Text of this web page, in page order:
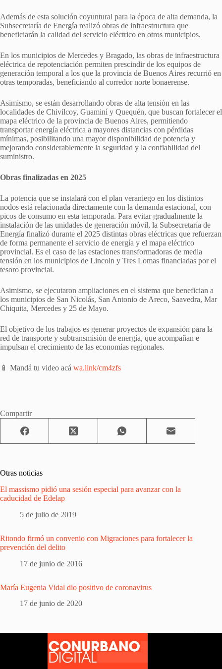
Además de esta solución coyuntural para la época de alta demanda, la
Subsecretaría de Energía realizó obras de infraestructura que
beneficiarán la calidad del servicio eléctrico en otros municipios.
En los municipios de Mercedes y Bragado, las obras de infraestructura
eléctrica de repotenciación permiten prescindir de los equipos de
generación temporal a los que la provincia de Buenos Aires recurrió en
otras temporadas, beneficiando al corredor norte bonaerense.
Asimismo, se están desarrollando obras de alta tensión en las
localidades de Chivilcoy, Guaminí y Quequén, que buscan fortalecer el
mapa eléctrico de la provincia de Buenos Aires, permitiendo
transportar energía eléctrica a mayores distancias con pérdidas
mínimas, posibilitando una mayor disponibilidad de potencia y
mejorando considerablemente la seguridad y la confiabilidad del
suministro.
Obras finalizadas en 2025
La potencia que se instalará con el plan veraniego en los distintos
nodos está relacionada directamente con la demanda estacional, con
picos de consumo en esta temporada. Para evitar gradualmente la
instalación de las unidades de generación móvil, la Subsecretaría de
Energía finalizó durante el 2025 distintas obras eléctricas que refuerzan
de forma permanente el servicio de energía y el mapa eléctrico
provincial. Es el caso de las estaciones transformadoras de media
tensión en los municipios de Lincoln y Tres Lomas financiadas por el
tesoro provincial.
Asimismo, se ejecutaron ampliaciones en el sistema que benefician a
los municipios de San Nicolás, San Antonio de Areco, Saavedra, Mar
Chiquita, Mercedes y 25 de Mayo.
El objetivo de los trabajos es generar proyectos de expansión para la
red de transporte y subtransmisión de energía, que acompañan e
impulsan el crecimiento de las economías regionales.
📱 Mandá tu video acá wa.link/cm4zfs
Compartir
Otras noticias
El massismo pidió una sesión especial para avanzar con la
caducidad de Edelap
5 de julio de 2019
Ritondo firmó un convenio con Migraciones para fortalecer la
prevención del delito
17 de junio de 2016
María Eugenia Vidal dio positivo de coronavirus
17 de junio de 2020